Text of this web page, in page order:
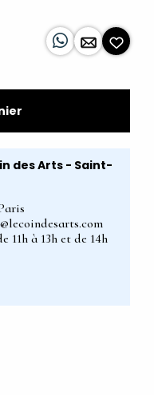
des Arts - Saint-
11h à 13h et de 14h